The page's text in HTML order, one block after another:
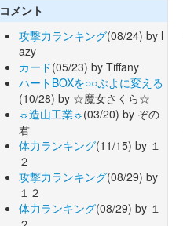
コメント
攻撃力ランキング(08/24) by l
azy
カード(05/23) by Tiffany
ハートBOXを○○ぷよに変える
(10/28) by ☆魔女さくら☆
☼造山工業☼(03/20) by ぞの
君
体力ランキング(11/15) by １
２
攻撃力ランキング(08/29) by
１２
体力ランキング(08/29) by １